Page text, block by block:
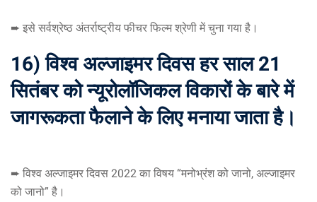
➨ इसे सर्वश्रेष्ठ अंतर्राष्ट्रीय फीचर फिल्म श्रेणी में चुना गया है।
16) विश्व अल्जाइमर दिवस हर साल 21
सितंबर को न्यूरोलॉजिकल विकारों के बारे में
जागरूकता फैलाने के लिए मनाया जाता है।
➨ विश्व अल्जाइमर दिवस 2022 का विषय “मनोभ्रंश को जानो, अल्जाइमर
को जानो” है।